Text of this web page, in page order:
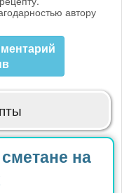
автору
на